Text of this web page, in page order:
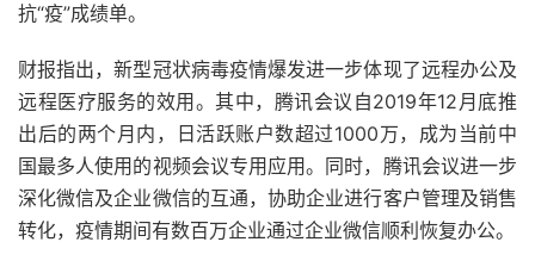
抗“疫”成绩单。
财报指出，新型冠状病毒疫情爆发进一步体现了远程办公及
远程医疗服务的效用。其中，腾讯会议自2019年12月底推
出后的两个月内，日活跃账户数超过1000万，成为当前中
国最多人使用的视频会议专用应用。同时，腾讯会议进一步
深化微信及企业微信的互通，协助企业进行客户管理及销售
转化，疫情期间有数百万企业通过企业微信顺利恢复办公。